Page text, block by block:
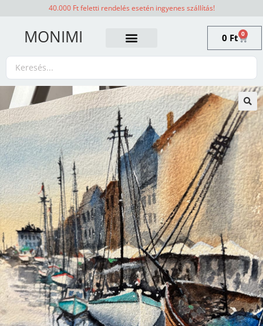
40.000 Ft feletti rendelés esetén ingyenes szállítás!
MONIMI 0 Ft 0
🔍